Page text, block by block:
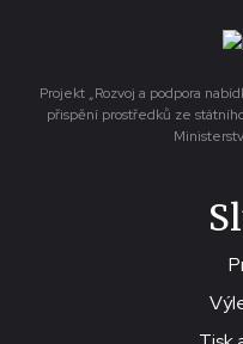
Projekt „Rozvoj a podpora
přispění prostředků ze